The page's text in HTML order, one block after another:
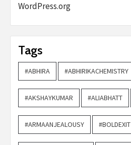
WordPress.org
Tags
#ABHIRA #ABHIRIKACHEMISTRY
#AKSHAYKUMAR #ALIABHATT
#ARMAANJEALOUSY #BOLDEXIT